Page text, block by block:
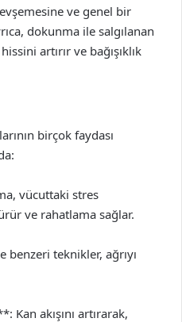
ve genel bir
dokunma ile salgılanan
artırır ve bağışıklık
birçok faydası
vücuttaki stres
ve rahatlama sağlar.
teknikler, ağrıyı
akışını artırarak,